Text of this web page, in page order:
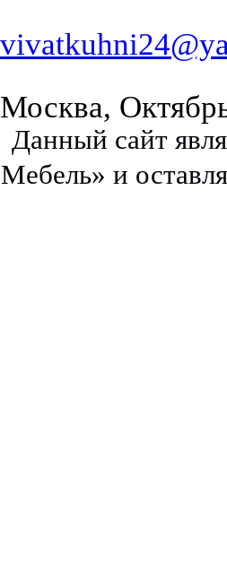
Москва,
Данный сайт
Мебель» и